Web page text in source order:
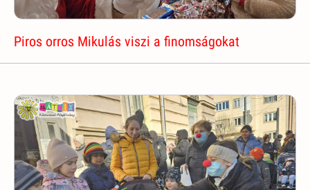
Piros orros Mikulás viszi a finomságokat